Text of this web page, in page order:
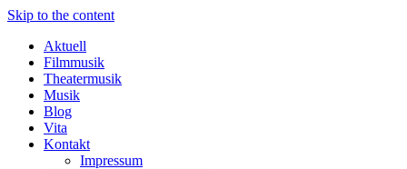
Skip to the content
Aktuell
Filmmusik
Theatermusik
Musik
Blog
Vita
Kontakt
Impressum